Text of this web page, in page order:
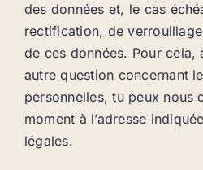
des données et, le cas
rectification, de
de ces données. Pour cela,
autre question concernant
personnelles, tu peux nous
moment à l’adresse
légales.